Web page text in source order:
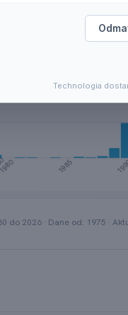
do 2026 · Dane od: 1975 ·
Technologia